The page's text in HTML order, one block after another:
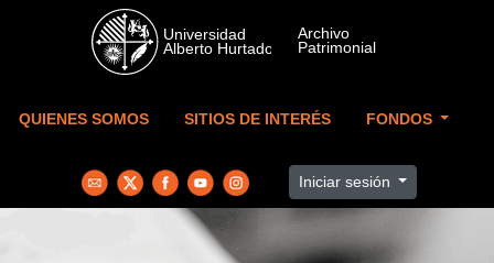
Skip to main content
QUIENES SOMOS SITIOS DE INTERÉS FONDOS
Iniciar sesión